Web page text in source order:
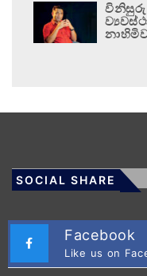
විනිසුරු
SOCIAL SHARE
Facebook
Like us on